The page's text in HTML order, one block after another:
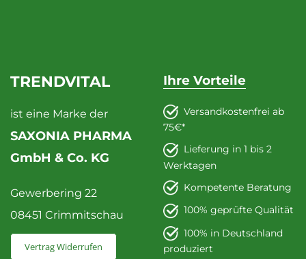
TRENDVITAL
ist eine Marke der
SAXONIA PHARMA
GmbH & Co. KG
Gewerbering 22
08451 Crimmitschau
Vertrag Widerrufen
Ihre Vorteile
Versandkostenfrei ab
75€*
Lieferung in 1 bis 2
Werktagen
Kompetente Beratung
100% geprüfte Qualität
100% in Deutschland
produziert